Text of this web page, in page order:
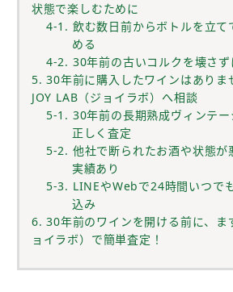
状態で楽しむために
4-1. 飲む数日前からボトルを立て
める
4-2. 30年前の古いコルクを壊さず
5. 30年前に購入したワインはありま
JOY LAB（ジョイラボ）へ相談
5-1. 30年前の長期熟成ヴィンテ
正しく査定
5-2. 他社で断られたお酒や状態が
実績あり
5-3. LINEやWebで24時間いつで
込み
6. 30年前のワインを開ける前に、ま
ョイラボ）で簡単査定！